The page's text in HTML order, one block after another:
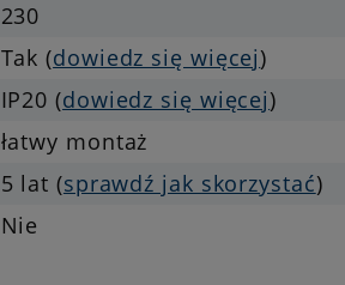
230
Tak (dowiedz się więcej)
IP20 (dowiedz się więcej)
łatwy montaż
5 lat (sprawdź jak skorzystać)
Nie